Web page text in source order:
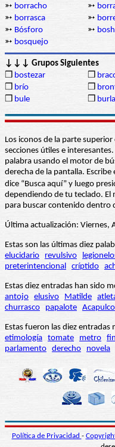
➳ borracho ➳
➳ borrasca ➳
➳ Bósforo ➳
➳ bosquejo
↓↓↓ Grupos Siguientes
❒ bostezar ❒
❒ brío ❒
❒ bule ❒
Los iconos de la parte
secciones útiles e
palabra usando el motor de
derecha de la pantalla.
dice “Busca aquí” y luego
dependiendo de tu teclado. El
para buscar contenido dentro
Última actualización: Viernes,
Estas son las últimas diez
elucidario
revulsivo
preterintencional críptido
Estas diez entradas han sido
antojo elusivo Matilde
churrasco
papalote Acapulco
Estas fueron las diez entradas
etimología tomate metro
parlamento derecho novela
Política de Privacidad -